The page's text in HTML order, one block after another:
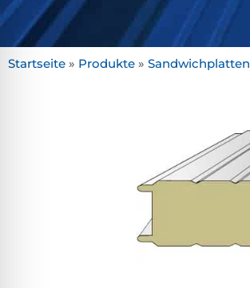
Startseite » Produkte » Sandwichplatten